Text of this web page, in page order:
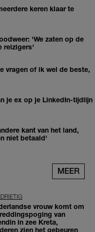
keren klaar te
'We zaten op de
reizigers'
vragen of ik wel de beste,
je ex op je LinkedIn-tijdlijn
kant van het land,
niet betaald'
MEER
vrouw komt om
van
in zee Kreta,
zien het gebeuren